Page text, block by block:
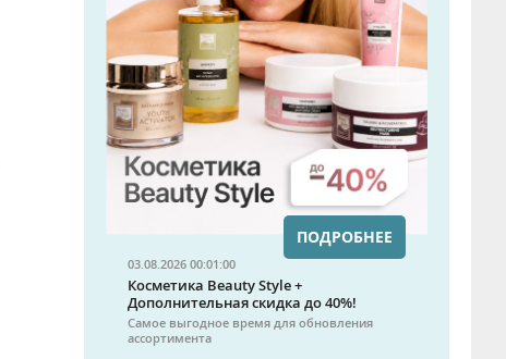
03.08.2026 00:01:00
Косметика Beauty Style +
Дополнительная скидка до 40%!
Самое выгодное время для обновления
ассортимента
ПОДРОБНЕЕ